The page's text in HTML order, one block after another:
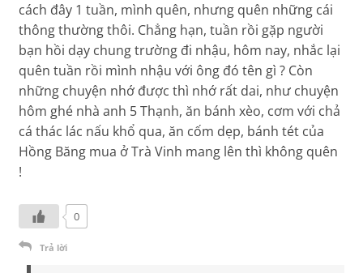
cách đây 1 tuần, mình quên, nhưng quên những cái
thông thường thôi. Chẳng hạn, tuần rồi gặp người
bạn hồi dạy chung trường đi nhậu, hôm nay, nhắc lại
quên tuần rồi mình nhậu với ông đó tên gì ? Còn
những chuyện nhớ được thì nhớ rất dai, như chuyện
hôm ghé nhà anh 5 Thạnh, ăn bánh xèo, cơm với chả
cá thác lác nấu khổ qua, ăn cốm dẹp, bánh tét của
Hồng Băng mua ở Trà Vinh mang lên thì không quên
!
0
Trả lời